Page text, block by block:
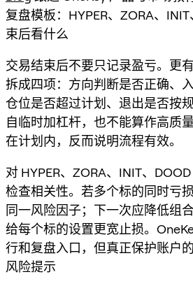
复盘模板：HYPER、ZORA、
束后看什么
交易结束后不要只记录盈亏。更
拆成四项：方向判断是否正确、
仓位是否超过计划、退出是否按
自临时加杠杆，也不能算作高质
在计划内，反而说明流程有效。
对 HYPER、ZORA、INIT、
检查相关性。若多个标的同时亏
同一风险因子；下一次应降低组
给每个标的设置更宽止损。
行和复盘入口，但真正保护账户
风险提示